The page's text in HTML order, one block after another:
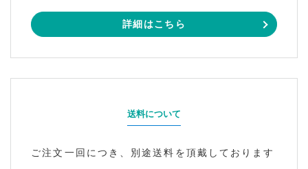
詳細はこちら
送料について
ご注文一回につき、別途送料を頂戴しております